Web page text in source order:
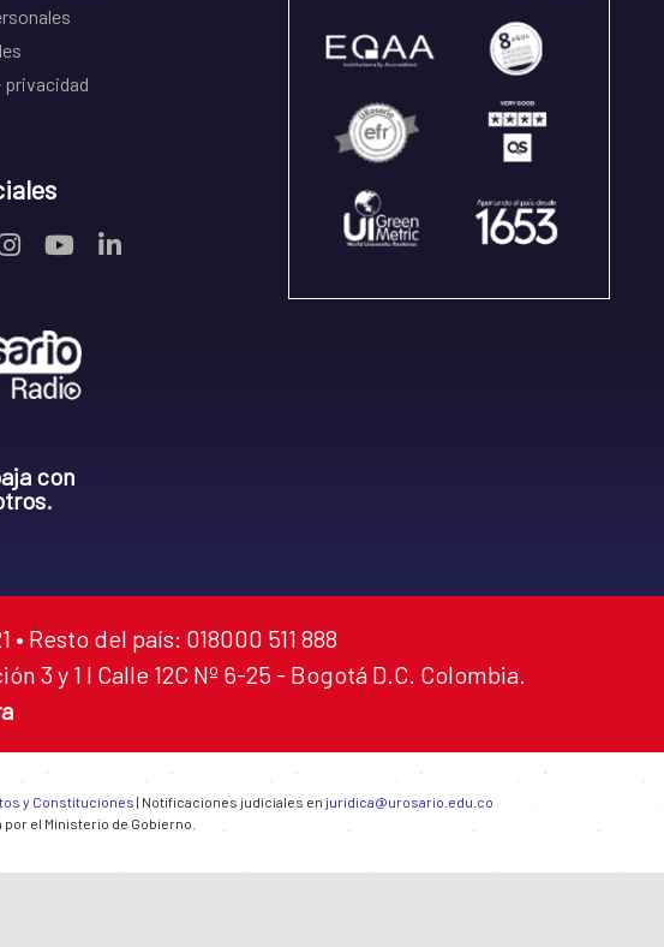
privacidad
con
Resto del país: 018000 511 888
3 y 1 I Calle 12C Nº 6-25 - Bogotá D.C. Colombia.
y Constituciones | Notificaciones judiciales en juridica@urosario.edu.co
el Ministerio de Gobierno.